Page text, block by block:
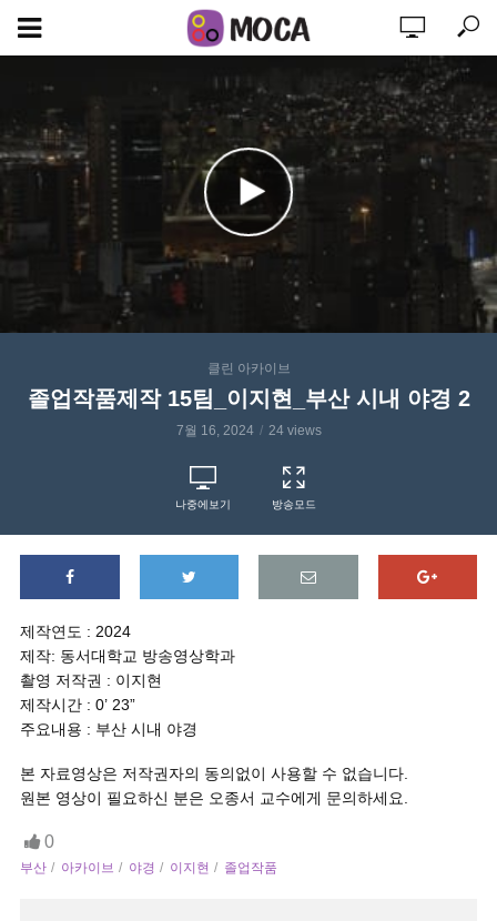
클린 아카이브
졸업작품제작 15팀_이지현_부산 시내 야경 2
7월 16, 2024 24 views
나중에보기 방송모드
제작연도 : 2024
제작: 동서대학교 방송영상학과
촬영 저작권 : 이지현
제작시간 : 0’ 23”
주요내용 : 부산 시내 야경
본 자료영상은 저작권자의 동의없이 사용할 수 없습니다.
원본 영상이 필요하신 분은 오종서 교수에게 문의하세요.
0
부산 아카이브 야경 이지현 졸업작품